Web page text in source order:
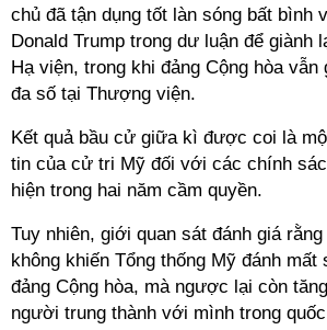
chủ đã tận dụng tốt làn sóng bất bình
Donald Trump trong dư luận để giành
Hạ viện, trong khi đảng Cộng hòa
đa số tại Thượng viện.
Kết quả bầu cử giữa kì được coi là
tin của cử tri Mỹ đối với các chính
hiện trong hai năm cầm quyền.
Tuy nhiên, giới quan sát đánh giá
không khiến Tổng thống Mỹ đánh mất
đảng Cộng hòa, mà ngược lại còn
người trung thành với mình trong